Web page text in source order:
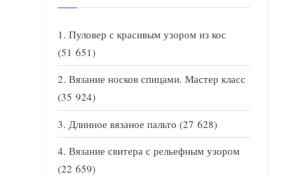
Пуловер с красивым узором из кос
(51 651)
Вязание носков спицами. Мастер класс
(35 924)
Длинное вязаное пальто (27 628)
Вязание свитера с рельефным узором
(22 659)